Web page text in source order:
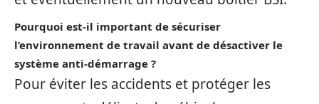
Pourquoi est-il important de sécuriser
l’environnement de travail avant de désactiver le
système anti-démarrage ?
Pour éviter les accidents et protéger les